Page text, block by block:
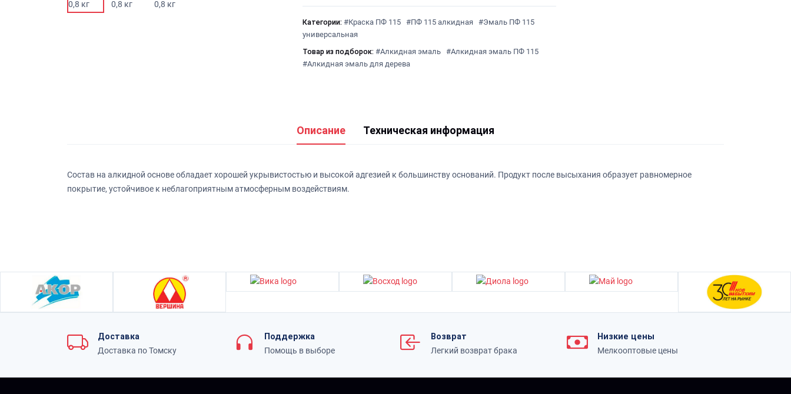
Категории: #Краска ПФ 115 #ПФ 115 алкидная
#Эмаль ПФ 115
универсальная
Товар из подборок: #Алкидная эмаль
#Алкидная эмаль ПФ 115
#Алкидная эмаль для дерева
Описание Техническая информация
Состав на алкидной основе обладает хорошей укрывистостью и высокой адгезией к большинству оснований. Продукт после высыхания образует равномерное
покрытие, устойчивое к неблагоприятным атмосферным воздействиям.
Доставка
Доставка по Томску
Поддержка
Помощь в выборе
Возврат
Легкий возврат брака
Низкие цены
Мелкооптовые цены